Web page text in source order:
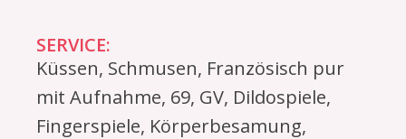
SERVICE:
Küssen, Schmusen, Französisch pur
mit Aufnahme, 69, GV, Dildospiele,
Fingerspiele, Körperbesamung,